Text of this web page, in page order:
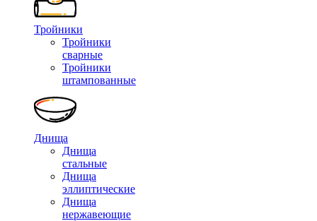
Тройники
Тройники
сварные
Тройники
штампованные
Днища
Днища
стальные
Днища
эллиптические
Днища
нержавеющие